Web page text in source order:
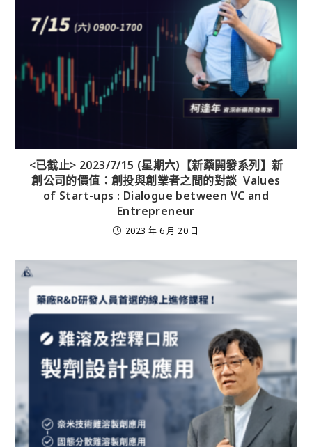
<已截止> 2023/7/15 (星期六)【新藥開發系列】新
創公司的價值：創投與創業者之間的對談 Values
of Start-ups : Dialogue between VC and
Entrepreneur
2023 年 6 月 20 日